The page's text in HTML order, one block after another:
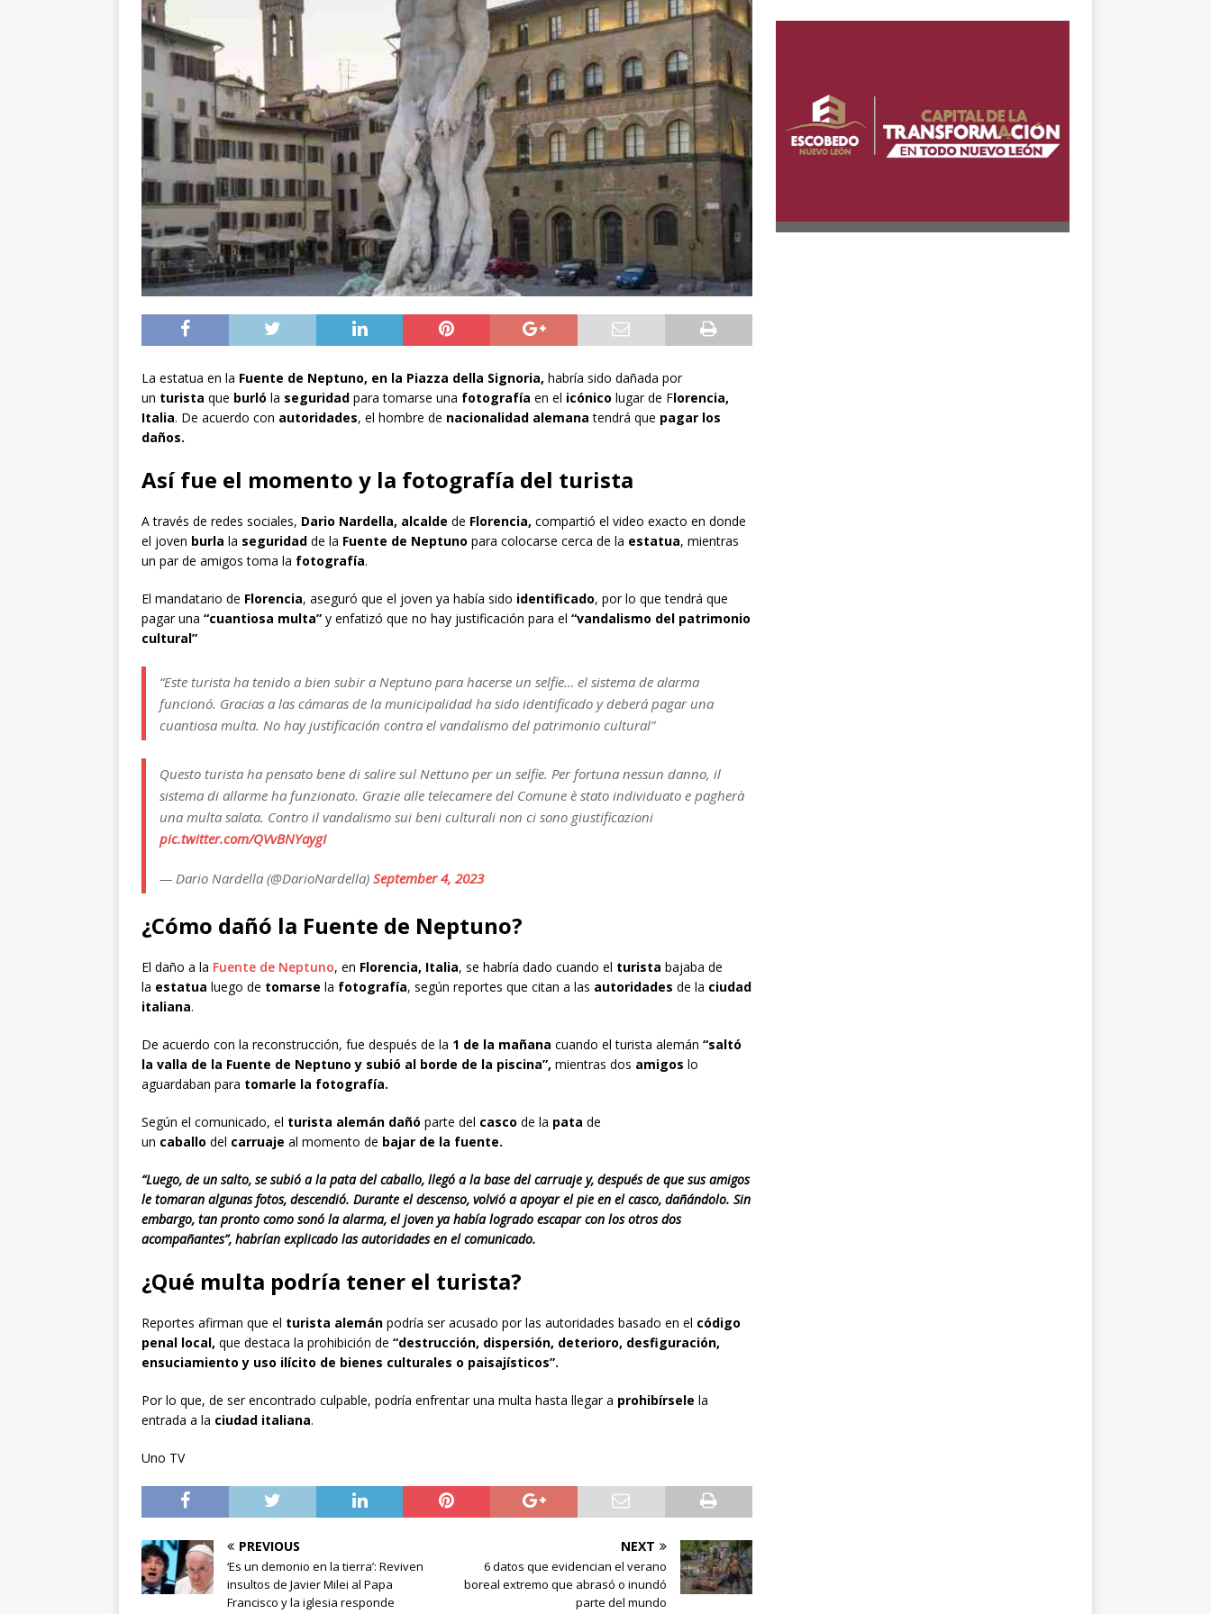
La estatua en la Fuente de Neptuno, en la Piazza della Signoria, habría sido dañada por
un turista que burló la seguridad para tomarse una fotografía en el icónico lugar de Florencia,
Italia. De acuerdo con autoridades, el hombre de nacionalidad alemanatendrá que pagar los
daños.
Así fue el momento y la fotografía del turista
A través de redes sociales, Dario Nardella, alcalde de Florencia, compartió el video exacto en donde
el joven burla la seguridad de la Fuente de Neptuno para colocarse cerca de la estatua, mientras
un par de amigos toma la fotografía.
El mandatario de Florencia, aseguró que el joven ya había sido identificado, por lo que tendrá que
pagar una “cuantiosa multa” y enfatizó que no hay justificación para el “vandalismo del patrimonio
cultural”
“Este turista ha tenido a bien subir a Neptuno para hacerse un selfie… el sistema de alarma
funcionó. Gracias a las cámaras de la municipalidad ha sido identificado y deberá pagar una
cuantiosa multa. No hay justificación contra el vandalismo del patrimonio cultural”
Questo turista ha pensato bene di salire sul Nettuno per un selfie. Per fortuna nessun danno, il
sistema di allarme ha funzionato. Grazie alle telecamere del Comune è stato individuato e pagherà
una multa salata. Contro il vandalismo sui beni culturali non ci sono giustificazioni
pic.twitter.com/QVvBNYaygI
— Dario Nardella (@DarioNardella) September 4, 2023
¿Cómo dañó la Fuente de Neptuno?
El daño a la Fuente de Neptuno, en Florencia, Italia, se habría dado cuando el turista bajaba de
la estatua luego de tomarse la fotografía, según reportes que citan a las autoridades de la ciudad
italiana.
De acuerdo con la reconstrucción, fue después de la 1 de la mañana cuando el turista alemán “saltó
la valla de la Fuente de Neptuno y subió al borde de la piscina”, mientras dos amigos lo
aguardaban para tomarle la fotografía.
Según el comunicado, el turista alemán dañó parte del casco de la pata de
un caballo del carruaje al momento de bajar de la fuente.
“Luego, de un salto, se subió a la pata del caballo, llegó a la base del carruaje y, después de que sus amigos
le tomaran algunas fotos, descendió. Durante el descenso, volvió a apoyar el pie en el casco, dañándolo. Sin
embargo, tan pronto como sonó la alarma, el joven ya había logrado escapar con los otros dos
acompañantes”, habrían explicado las autoridades en el comunicado.
¿Qué multa podría tener el turista?
Reportes afirman que el turista alemán podría ser acusado por las autoridades basado en el código
penal local, que destaca la prohibición de “destrucción, dispersión, deterioro, desfiguración,
ensuciamiento y uso ilícito de bienes culturales o paisajísticos”.
Por lo que, de ser encontrado culpable, podría enfrentar una multa hasta llegar a prohibírsele la
entrada a la ciudad italiana.
Uno TV
PREVIOUS
‘Es un demonio en la tierra’: Reviven
insultos de Javier Milei al Papa
Francisco y la iglesia responde
NEXT
6 datos que evidencian el verano
boreal extremo que abrasó o inundó
parte del mundo